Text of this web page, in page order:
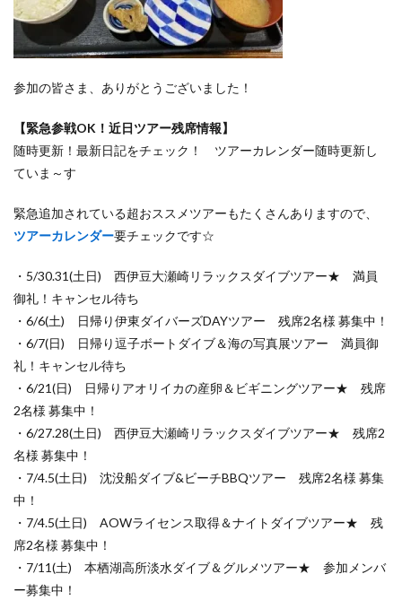
参加の皆さま、ありがとうございました！
【緊急参戦OK！近日ツアー残席情報】
随時更新！最新日記をチェック！ ツアーカレンダー随時更新し
ていま～す
緊急追加されている超おススメツアーもたくさんありますので、
ツアーカレンダー要チェックです☆
・5/30.31(土日) 西伊豆大瀬崎リラックスダイブツアー★ 満員
御礼！キャンセル待ち
・6/6(土) 日帰り伊東ダイバーズDAYツアー 残席2名様 募集中！
・6/7(日) 日帰り逗子ボートダイブ＆海の写真展ツアー 満員御
礼！キャンセル待ち
・6/21(日) 日帰りアオリイカの産卵＆ビギニングツアー★ 残席
2名様 募集中！
・6/27.28(土日) 西伊豆大瀬崎リラックスダイブツアー★ 残席2
名様 募集中！
・7/4.5(土日) 沈没船ダイブ&ビーチBBQツアー 残席2名様 募集
中！
・7/4.5(土日) AOWライセンス取得＆ナイトダイブツアー★ 残
席2名様 募集中！
・7/11(土) 本栖湖高所淡水ダイブ＆グルメツアー★ 参加メンバ
ー募集中！